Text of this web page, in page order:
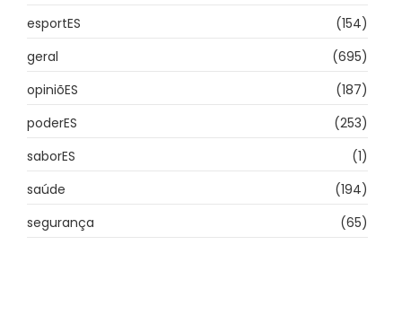
esportES
(154)
geral
(695)
opiniõES
(187)
poderES
(253)
saborES
(1)
saúde
(194)
segurança
(65)